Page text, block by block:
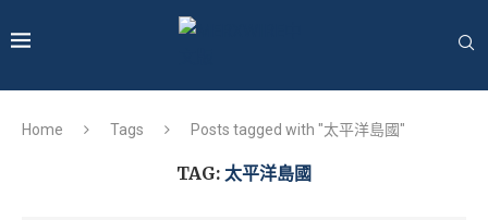
Home Tags Posts tagged with "太平洋島國"
TAG: 太平洋島國